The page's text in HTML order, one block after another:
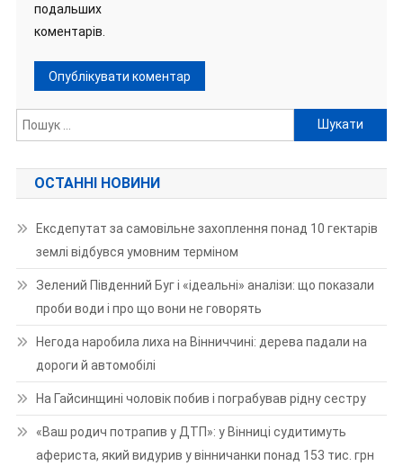
подальших
коментарів.
Пошук:
ОСТАННІ НОВИНИ
Ексдепутат за самовільне захоплення понад 10 гектарів
землі відбувся умовним терміном
Зелений Південний Буг і «ідеальні» аналізи: що показали
проби води і про що вони не говорять
Негода наробила лиха на Вінниччині: дерева падали на
дороги й автомобілі
На Гайсинщині чоловік побив і пограбував рідну сестру
«Ваш родич потрапив у ДТП»: у Вінниці судитимуть
афериста, який видурив у вінничанки понад 153 тис. грн